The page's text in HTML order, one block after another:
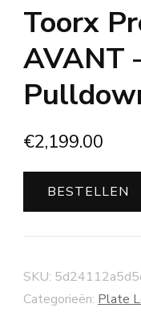
Toorx
AVANT
€2,199.00
BESTELLEN
SKU:
Categorieën: Plate